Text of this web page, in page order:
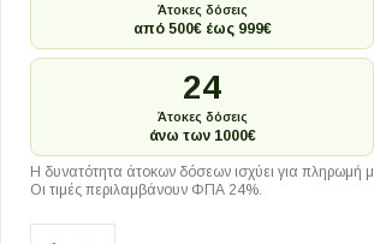
Άτοκες δόσεις
από 500€ έως 999€
24
Άτοκες δόσεις
άνω των 1000€
Η δυνατότητα άτοκων δόσεων ισχύει για πληρωμή
Οι τιμές περιλαμβάνουν ΦΠΑ 24%.